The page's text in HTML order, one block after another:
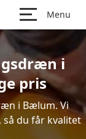
Menu
i
pris
i Bælum. Vi
du får kvalitet